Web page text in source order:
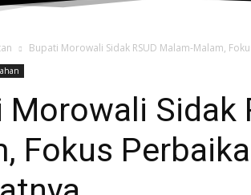
Bupati Morowali Sidak RSUD Malam-Malam,
Morowali Sidak
Fokus